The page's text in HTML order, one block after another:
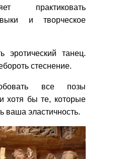
практиковать
и творческое
эротический танец.
стеснение.
все позы
хотя бы те, которые
ваша эластичность.